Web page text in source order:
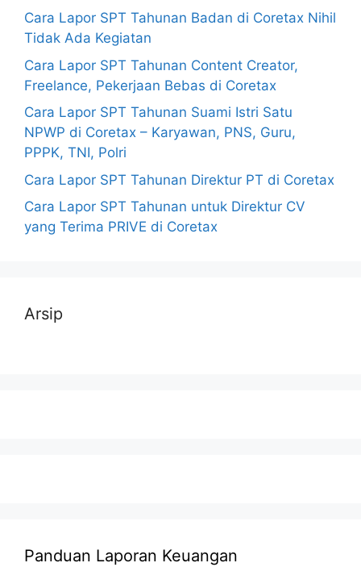
Cara Lapor SPT Tahunan Badan di Coretax Nihil
Tidak Ada Kegiatan
Cara Lapor SPT Tahunan Content Creator,
Freelance, Pekerjaan Bebas di Coretax
Cara Lapor SPT Tahunan Suami Istri Satu
NPWP di Coretax – Karyawan, PNS, Guru,
PPPK, TNI, Polri
Cara Lapor SPT Tahunan Direktur PT di Coretax
Cara Lapor SPT Tahunan untuk Direktur CV
yang Terima PRIVE di Coretax
Arsip
Panduan Laporan Keuangan